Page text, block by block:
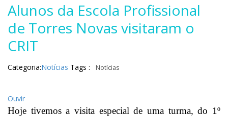
Alunos da Escola Profissional
de Torres Novas visitaram o
CRIT
Categoria:Notícias Tags : Notícias
Ouvir
Hoje tivemos a visita especial de uma turma, do 1º